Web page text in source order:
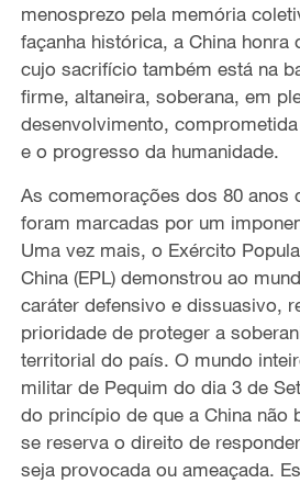
menosprezo pela memória
façanha histórica, a China honra
cujo sacrifício também está na
firme, altaneira, soberana, em
desenvolvimento,
e o progresso da humanidade.
As comemorações dos 80 anos
foram marcadas por um
Uma vez mais, o Exército
China (EPL) demonstrou ao
caráter defensivo e dissuasivo,
prioridade de proteger a
territorial do país. O mundo
militar de Pequim do dia 3 de
do princípio de que a China não
se reserva o direito de
seja provocada ou ameaçada.